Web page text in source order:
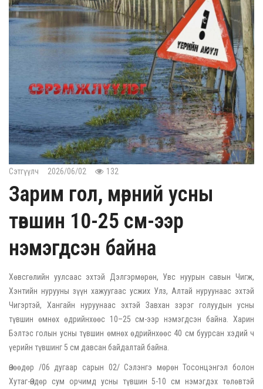
Сэтгүүлч 2026/06/02 132
Зарим гол, мөрний усны
төвшин 10-25 см-ээр
нэмэгдсэн байна
Хөвсгөлийн уулсаас эхтэй Дэлгэрмөрөн, Увс нуурын савын Чигж,
Хэнтийн нурууны зүүн хажуугаас усжих Улз, Алтай нуруунаас эхтэй
Чигэртэй, Хангайн нуруунаас эхтэй Завхан зэрэг голуудын усны
түвшин өмнөх өдрийнхөөс 10–25 см-ээр нэмэгдсэн байна. Харин
Бэлтэс голын усны түвшин өмнөх өдрийнхөөс 40 см буурсан хэдий ч
үерийн түвшинг 5 см давсан байдалтай байна.
Өнөөдөр /06 дугаар сарын 02/ Сэлэнгэ мөрөн Тосонцэнгэл болон
Хутаг-Өндөр сум орчимд усны түвшин 5-10 см нэмэгдэх төлөвтэй